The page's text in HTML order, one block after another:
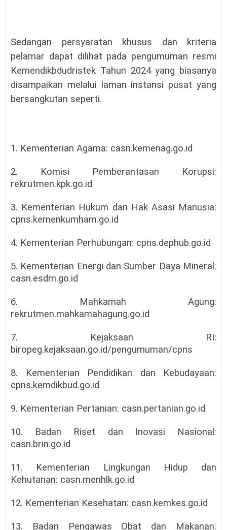
Sedangan persyaratan khusus dan kriteria
pelamar dapat dilihat pada pengumuman resmi
Kemendikbdudristek Tahun 2024 yang biasanya
disampaikan melalui laman instansi pusat yang
bersangkutan seperti.
1. Kementerian Agama: casn.kemenag.go.id
2. Komisi Pemberantasan Korupsi:
rekrutmen.kpk.go.id
3. Kementerian Hukum dan Hak Asasi Manusia:
cpns.kemenkumham.go.id
4. Kementerian Perhubungan: cpns.dephub.go.id
5. Kementerian Energi dan Sumber Daya Mineral:
casn.esdm.go.id
6. Mahkamah Agung:
rekrutmen.mahkamahagung.go.id
7. Kejaksaan RI:
biropeg.kejaksaan.go.id/pengumuman/cpns
8. Kementerian Pendidikan dan Kebudayaan:
cpns.kemdikbud.go.id
9. Kementerian Pertanian: casn.pertanian.go.id
10. Badan Riset dan Inovasi Nasional:
casn.brin.go.id
11. Kementerian Lingkungan Hidup dan
Kehutanan: casn.menhlk.go.id
12. Kementerian Kesehatan: casn.kemkes.go.id
13. Badan Pengawas Obat dan Makanan: